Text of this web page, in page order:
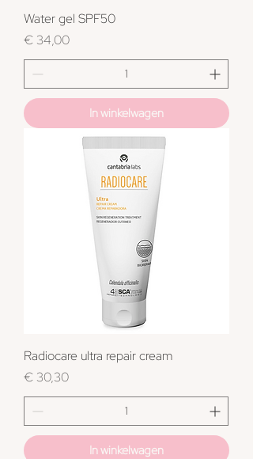
Water gel SPF50
Prijs
€ 34,00
In winkelwagen
Radiocare ultra repair cream
Prijs
€ 30,30
In winkelwagen